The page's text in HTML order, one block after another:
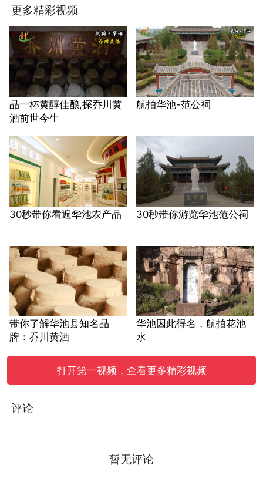
更多精彩视频
品一杯黄醇佳酿,探乔川黄
酒前世今生
航拍华池-范公祠
30秒带你看遍华池农产品 30秒带你游览华池范公祠
带你了解华池县知名品
牌：乔川黄酒
华池因此得名，航拍花池
水
打开第一视频，查看更多精彩视频
评论
暂无评论